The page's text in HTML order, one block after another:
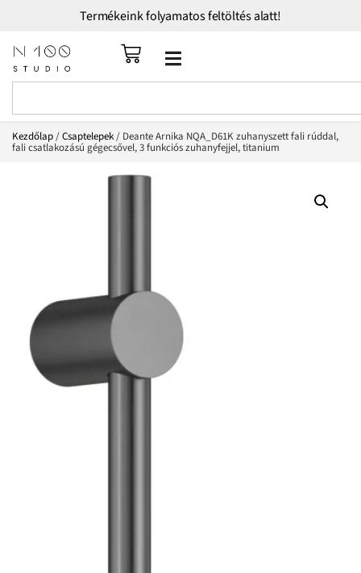
Termékeink folyamatos feltöltés alatt!
Kezdőlap/Csaptelepek/ Deante Arnika NQA_D61K zuhanyszett fali rúddal,
fali csatlakozású gégecsővel, 3 funkciós zuhanyfejjel, titanium